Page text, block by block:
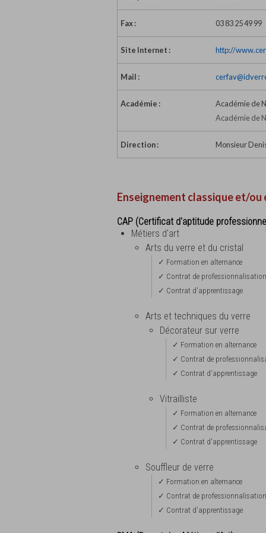
Fax : 03 83 25 49 99
Site Internet : http://
Mail :
Académie :
Académie de
Académie de
Direction : Monsieur
Enseignement classique et/ou
CAP (Certificat d'aptitude
Métiers d'art
Arts du verre et du cristal
✓ Formation en alternance
✓ Contrat de professionnalisation
✓ Contrat d'apprentissage
Arts et techniques du verre
Décorateur sur verre
✓ Formation en alternance
✓ Contrat de
✓ Contrat d'apprentissage
Vitrailliste
✓ Formation en alternance
✓ Contrat de
✓ Contrat d'apprentissage
Souffleur de verre
✓ Formation en alternance
✓ Contrat de professionnalisation
✓ Contrat d'apprentissage